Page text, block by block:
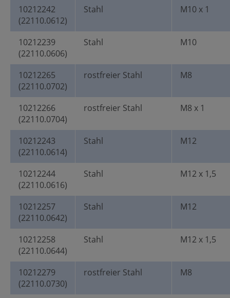
10212242
(22110.0612)
Stahl M10 x 1
10212239
(22110.0606)
Stahl M10
10212265
(22110.0702)
rostfreier Stahl M8
10212266
(22110.0704)
rostfreier Stahl M8 x 1
10212243
(22110.0614)
Stahl M12
10212244
(22110.0616)
Stahl M12 x 1,5
10212257
(22110.0642)
Stahl M12
10212258
(22110.0644)
Stahl M12 x 1,5
10212279
(22110.0730)
rostfreier Stahl M8